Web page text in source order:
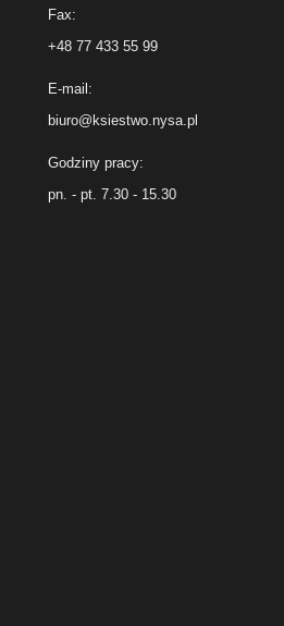
Fax:
+48 77 433 55 99
E-mail:
biuro@ksiestwo.nysa.pl
Godziny pracy:
pn. - pt. 7.30 - 15.30